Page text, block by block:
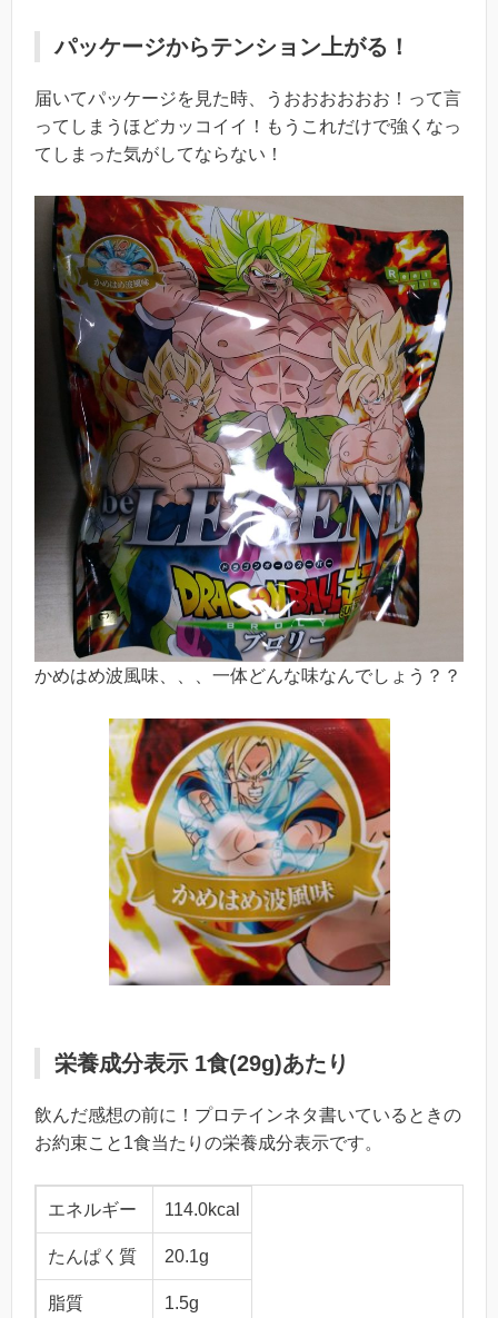
パッケージからテンション上がる！
届いてパッケージを見た時、うおおおおおお！って言
ってしまうほどカッコイイ！もうこれだけで強くなっ
てしまった気がしてならない！
かめはめ波風味、、、一体どんな味なんでしょう？？
栄養成分表示 1食(29g)あたり
飲んだ感想の前に！プロテインネタ書いているときの
お約束こと1食当たりの栄養成分表示です。
エネルギー 114.0kcal
たんぱく質 20.1g
脂質 1.5g